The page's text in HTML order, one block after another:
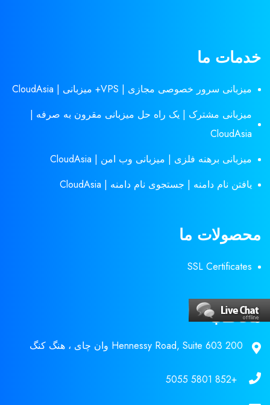
خدمات ما
میزبانی سرور خصوصی مجازی | VPS+ میزبانی | CloudAsia
میزبانی مشترک | یک راه حل میزبانی مقرون به صرفه |
CloudAsia
میزبانی برهنه فلزی | میزبانی وب امن | CloudAsia
یافتن نام دامنه | جستجوی نام دامنه | CloudAsia
محصولات ما
SSL Certificates
مخاطب
200 Hennessy Road, Suite 603 وان چای ، هنگ کنگ
+852 5801 5055